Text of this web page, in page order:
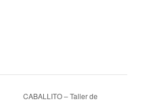
CABALLITO – Taller de